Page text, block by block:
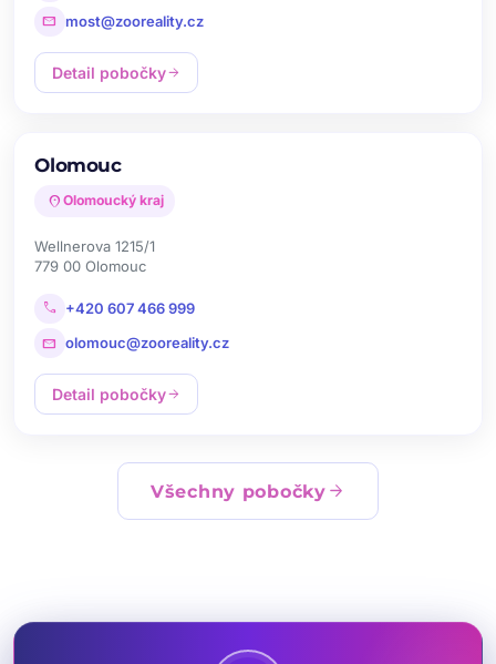
mail most@zooreality.cz
Detail pobočkyarrow_forward
Olomouc
location_on Olomoucký kraj
Wellnerova 1215/1
779 00 Olomouc
call +420 607 466 999
mail olomouc@zooreality.cz
Detail pobočkyarrow_forward
Všechny pobočky arrow_forward